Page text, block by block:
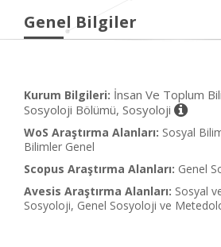
Genel Bilgiler
Kurum Bilgileri: İnsan Ve Toplum
Sosyoloji Bölümü, Sosyoloji
WoS Araştırma Alanları: Sosyal
Bilimler Genel
Scopus Araştırma Alanları: Genel
Avesis Araştırma Alanları: Sosyal
Sosyoloji, Genel Sosyoloji ve